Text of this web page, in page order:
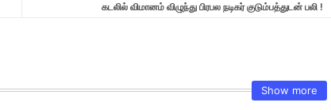
கடலில் விமானம் விழுந்து பிரபல நடிகர் குடும்பத்துடன் பலி !
Show more